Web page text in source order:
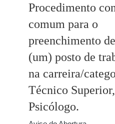
Procedimento
comum para o
preenchimento
(um) posto de
na carreira/
Técnico Superior,
Psicólogo.